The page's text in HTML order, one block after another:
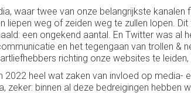
waar twee van onze belangrijkste
liepen weg of zeiden weg te zullen lopen.
een ongekend aantal. En Twitter was
en het tegengaan van trollen
richting onze websites te
2022 heel wat zaken van invloed op
zeker: binnen al deze bedreigingen hebben